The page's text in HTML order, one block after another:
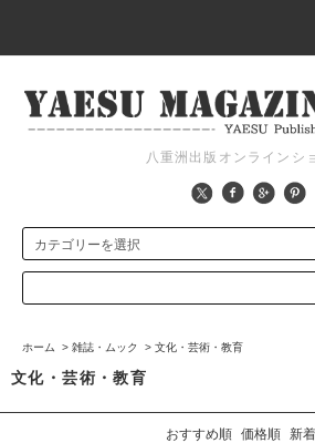
八重洲出版オンラインシ
ホーム > 雑誌・ムック > 文化・芸術・教育
文化・芸術・教育
おすすめ順 価格順 新